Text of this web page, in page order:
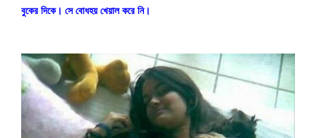
বুকের দিকে। সে বোধহয় খেয়াল করে নি।